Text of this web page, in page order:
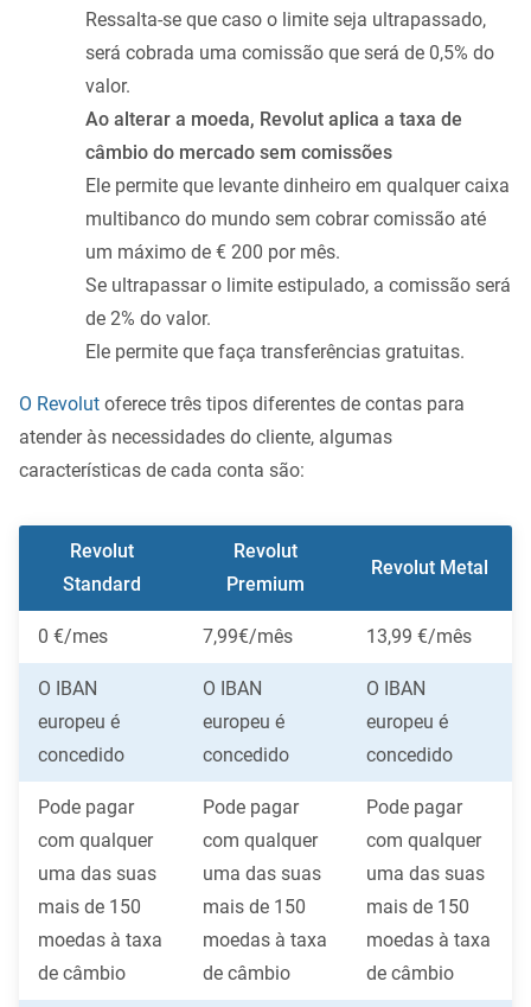
Ressalta-se que caso o limite seja ultrapassado,
será cobrada uma comissão que será de 0,5% do
valor.
Ao alterar a moeda, Revolut aplica a taxa de
câmbio do mercado sem comissões
Ele permite que levante dinheiro em qualquer caixa
multibanco do mundo sem cobrar comissão até
um máximo de € 200 por mês.
Se ultrapassar o limite estipulado, a comissão será
de 2% do valor.
Ele permite que faça transferências gratuitas.
O Revolut oferece três tipos diferentes de contas para
atender às necessidades do cliente, algumas
características de cada conta são:
Revolut
Standard
Revolut
Premium
Revolut Metal
0 €/mes 7,99€/mês 13,99 €/mês
O IBAN
europeu é
concedido
O IBAN
europeu é
concedido
O IBAN
europeu é
concedido
Pode pagar
com qualquer
uma das suas
mais de 150
moedas à taxa
de câmbio
Pode pagar
com qualquer
uma das suas
mais de 150
moedas à taxa
de câmbio
Pode pagar
com qualquer
uma das suas
mais de 150
moedas à taxa
de câmbio